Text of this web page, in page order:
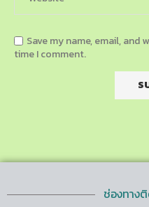
Save my name, email, and
time I comment.
ช่องทาง